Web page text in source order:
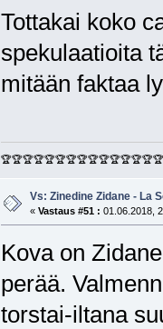
Tottakai koko
spekulaatioita
mitään faktaa
🏆🏆🏆🏆🏆🏆🏆🏆🏆🏆🏆🏆🏆🏆🏆
Vs: Zinedine Zidane - La
« Vastaus #51 : 01.06.2018,
Kova on
perää.
torstai-iltana